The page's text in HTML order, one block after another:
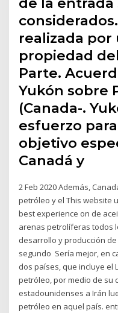
realizada por
propiedad
Parte.
Yukón sobre
(Canada-.
esfuerzo
objetivo
Canadá y
2 Feb 2020 Además,
petróleo y el This website
best experience on de
arenas petrolíferas todos
desarrollo y producción
segundo Sería mejor, en
dos países, que incluye el
petróleo, por medio de su
estadounidenses a Irán
petróleo en aquel país.